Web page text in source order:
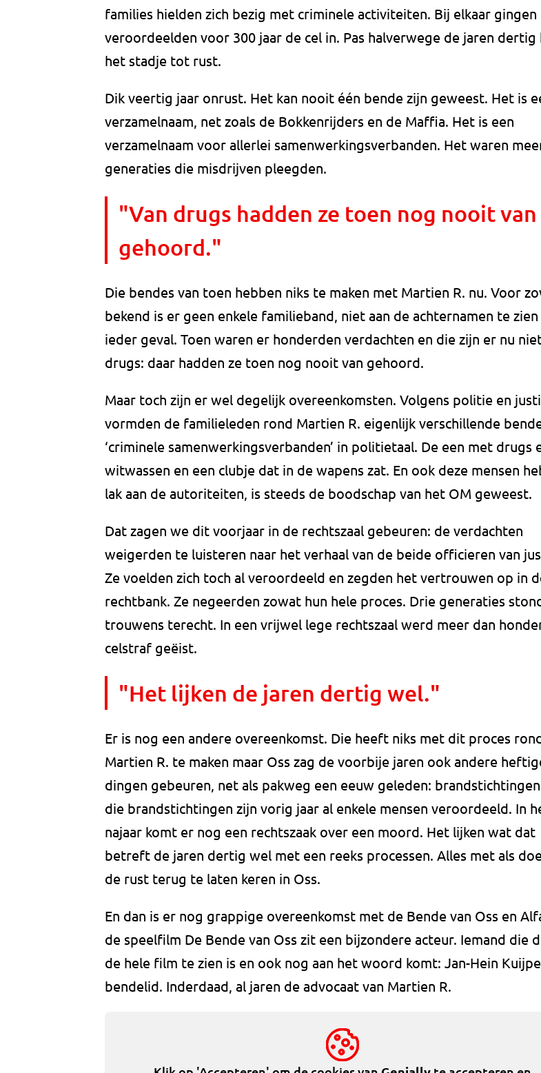
families hielden zich bezig met criminele activiteiten. Bij elkaar gingen
veroordeelden voor 300 jaar de cel in. Pas halverwege de jaren dertig
het stadje tot rust.
Dik veertig jaar onrust. Het kan nooit één bende zijn geweest. Het is
verzamelnaam, net zoals de Bokkenrijders en de Maffia. Het is een
verzamelnaam voor allerlei samenwerkingsverbanden. Het waren
generaties die misdrijven pleegden.
"Van drugs hadden ze toen nog nooit van
gehoord."
Die bendes van toen hebben niks te maken met Martien R. nu. Voor
bekend is er geen enkele familieband, niet aan de achternamen te zien
ieder geval. Toen waren er honderden verdachten en die zijn er nu
drugs: daar hadden ze toen nog nooit van gehoord.
Maar toch zijn er wel degelijk overeenkomsten. Volgens politie en
vormden de familieleden rond Martien R. eigenlijk verschillende
‘criminele samenwerkingsverbanden’ in politietaal. De een met drugs
witwassen en een clubje dat in de wapens zat. En ook deze mensen
lak aan de autoriteiten, is steeds de boodschap van het OM geweest.
Dat zagen we dit voorjaar in de rechtszaal gebeuren: de verdachten
weigerden te luisteren naar het verhaal van de beide officieren van
Ze voelden zich toch al veroordeeld en zegden het vertrouwen op in
rechtbank. Ze negeerden zowat hun hele proces. Drie generaties
trouwens terecht. In een vrijwel lege rechtszaal werd meer dan
celstraf geëist.
"Het lijken de jaren dertig wel."
Er is nog een andere overeenkomst. Die heeft niks met dit proces
Martien R. te maken maar Oss zag de voorbije jaren ook andere
dingen gebeuren, net als pakweg een eeuw geleden:
die brandstichtingen zijn vorig jaar al enkele mensen veroordeeld. In
najaar komt er nog een rechtszaak over een moord. Het lijken wat dat
betreft de jaren dertig wel met een reeks processen. Alles met als
de rust terug te laten keren in Oss.
En dan is er nog grappige overeenkomst met de Bende van Oss en
de speelfilm De Bende van Oss zit een bijzondere acteur. Iemand die
de hele film te zien is en ook nog aan het woord komt: Jan-Hein
bendelid. Inderdaad, al jaren de advocaat van Martien R.